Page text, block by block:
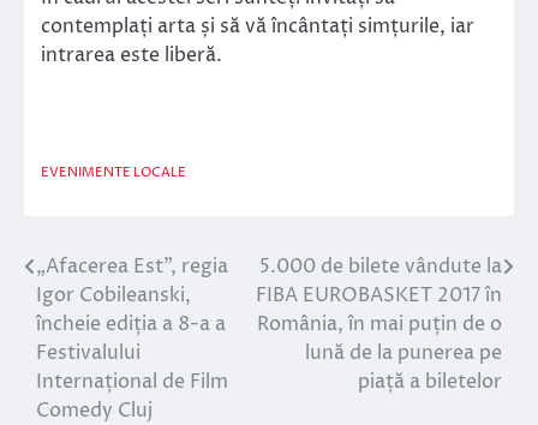
contemplați arta și să vă încântați simțurile, iar
intrarea este liberă.
EVENIMENTE LOCALE
Navigare
în
articole
„Afacerea Est”, regia
Igor Cobileanski,
încheie ediția a 8-a a
Festivalului
Internațional de Film
Comedy Cluj
5.000 de bilete vândute la
FIBA EUROBASKET 2017 în
România, în mai puțin de o
lună de la punerea pe
piață a biletelor